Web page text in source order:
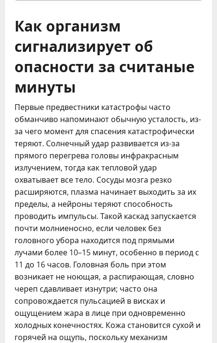
Как организм
сигнализирует об
опасности за считаные
минуты
Первые предвестники катастрофы часто
обманчиво напоминают обычную усталость, из-
за чего момент для спасения катастрофически
теряют. Солнечный удар развивается из-за
прямого перегрева головы инфракрасным
излучением, тогда как тепловой удар
охватывает все тело. Сосуды мозга резко
расширяются, плазма начинает выходить за их
пределы, а нейроны теряют способность
проводить импульсы. Такой каскад запускается
почти молниеносно, если человек без
головного убора находится под прямыми
лучами более 10–15 минут, особенно в период с
11 до 16 часов. Головная боль при этом
возникает не ноющая, а распирающая, словно
череп сдавливает изнутри; часто она
сопровождается пульсацией в висках и
ощущением жара в лице при одновременно
холодных конечностях. Кожа становится сухой и
горячей на ощупь, поскольку механизм